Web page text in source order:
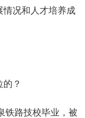
情况和人才培养成
？
铁路技校毕业，被